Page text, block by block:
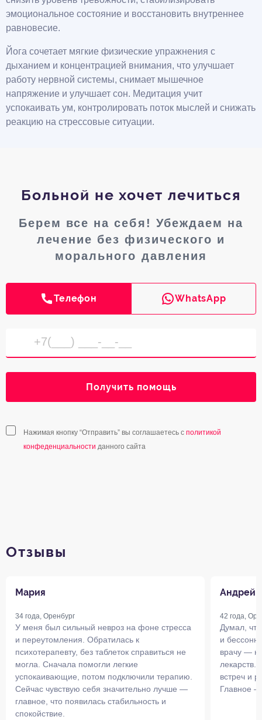
эмоциональное состояние и восстановить внутреннее
равновесие.
Йога сочетает мягкие физические упражнения с
дыханием и концентрацией внимания, что улучшает
работу нервной системы, снимает мышечное
напряжение и улучшает сон. Медитация учит
успокаивать ум, контролировать поток мыслей и снижать
реакцию на стрессовые ситуации.
Больной не хочет лечиться
Берем все на себя! Убеждаем на
лечение без физического и
морального давления
Телефон WhatsApp
Получить помощь
Нажимая кнопку “Отправить” вы соглашаетесь с политикой
конфеденциальности данного сайта
Отзывы
Мария
34 года, Оренбург
У меня был сильный невроз на фоне стресса
и переутомления. Обратилась к
психотерапевту, без таблеток справиться не
могла. Сначала помогли легкие
успокаивающие, потом подключили терапию.
Сейчас чувствую себя значительно лучше —
главное, что появилась стабильность и
спокойствие.
Андрей
42 года,
Думал,
и
врачу —
лекарств.
встреч и
Главное